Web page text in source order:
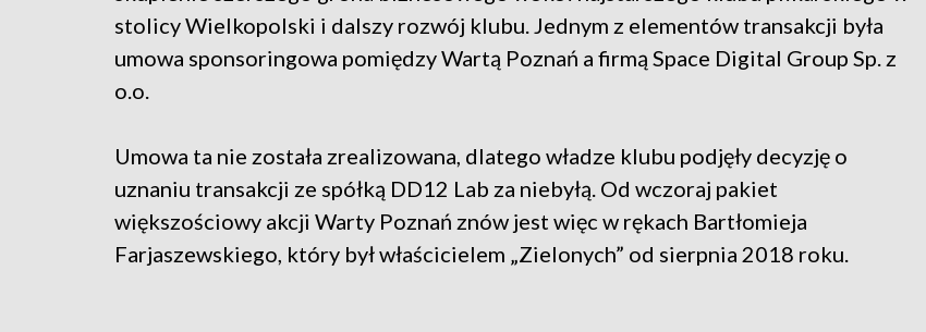
stolicy Wielkopolski i dalszy rozwój klubu. Jednym z elementów transakcji była
umowa sponsoringowa pomiędzy Wartą Poznań a firmą Space Digital Group Sp. z
o.o.
Umowa ta nie została zrealizowana, dlatego władze klubu podjęły decyzję o
uznaniu transakcji ze spółką DD12 Lab za niebyłą. Od wczoraj pakiet
większościowy akcji Warty Poznań znów jest więc w rękach Bartłomieja
Farjaszewskiego, który był właścicielem „Zielonych” od sierpnia 2018 roku.